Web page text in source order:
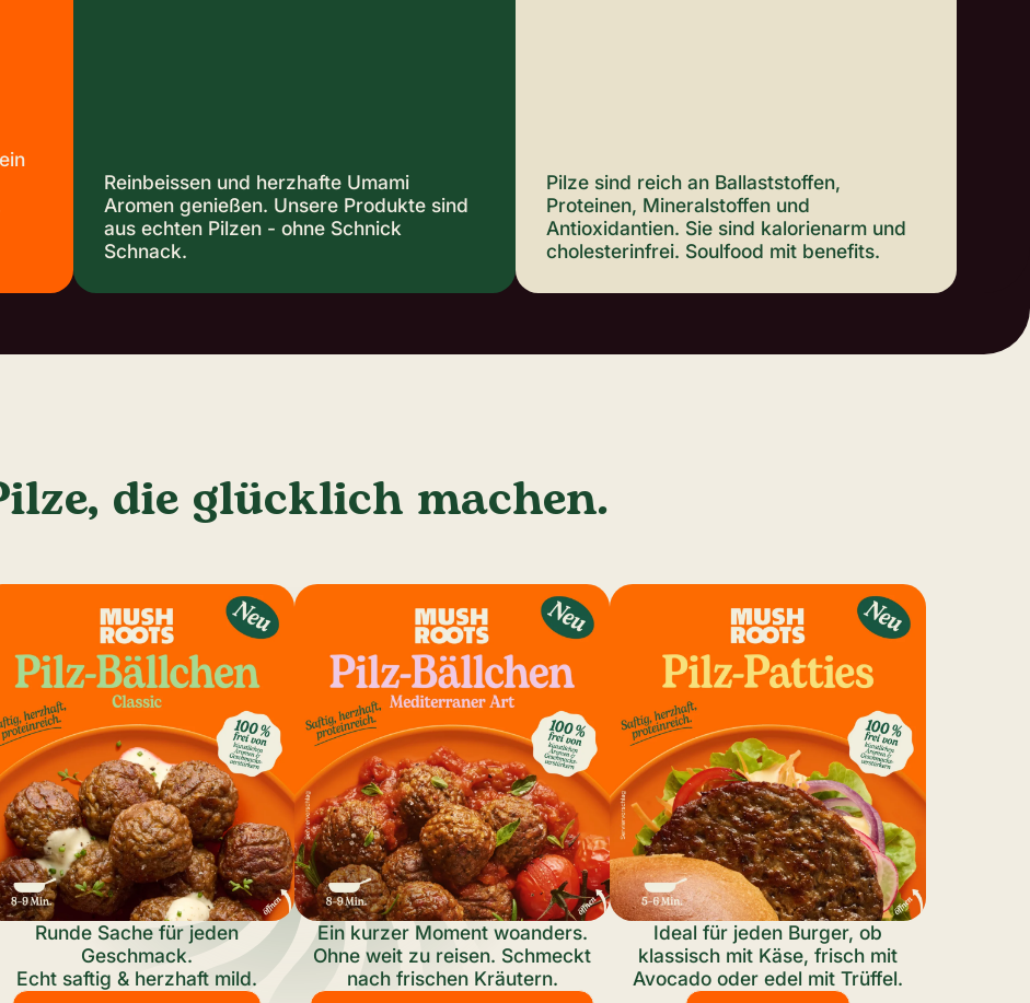
Reinbeissen und herzhafte Umami
Aromen genießen. Unsere Produkte sind
aus echten Pilzen - ohne Schnick
Schnack.
Pilze sind reich an Ballaststoffen,
Proteinen, Mineralstoffen und
Antioxidantien. Sie sind kalorienarm und
cholesterinfrei. Soulfood mit benefits.
die glücklich machen.
Runde Sache für jeden
Geschmack.
Echt saftig & herzhaft mild.
Ein kurzer Moment woanders.
Ohne weit zu reisen. Schmeckt
nach frischen Kräutern.
Ideal für jeden Burger, ob
klassisch mit Käse, frisch mit
Avocado oder edel mit Trüffel.